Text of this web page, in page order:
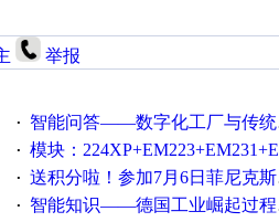
举报
· 智能问答——数字化工厂与传统工厂的差别体现在哪里？
· 模块：224XP+EM223+EM231+EM235+EM232+EM232怎么用以太网通讯？
· 送积分啦！参加7月6日菲尼克斯在线研讨会即得
· 智能知识——德国工业崛起过程中不得不提的10个关键词